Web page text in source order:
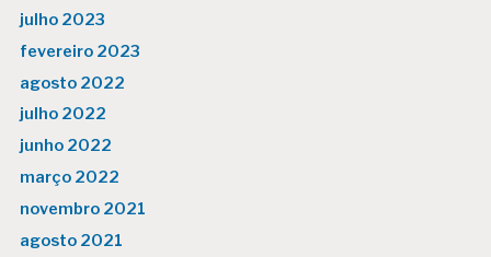
julho 2023
fevereiro 2023
agosto 2022
julho 2022
junho 2022
março 2022
novembro 2021
agosto 2021